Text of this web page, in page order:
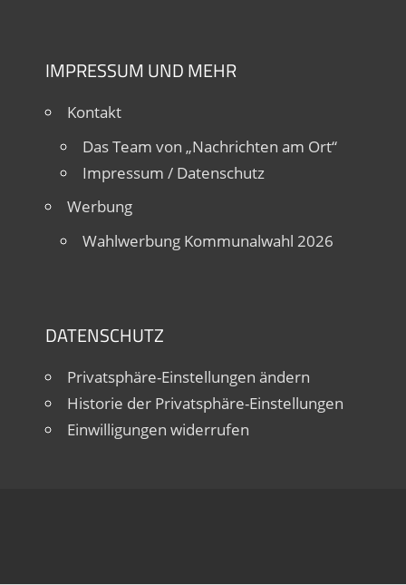
IMPRESSUM UND MEHR
Kontakt
Das Team von „Nachrichten am Ort“
Impressum / Datenschutz
Werbung
Wahlwerbung Kommunalwahl 2026
DATENSCHUTZ
Privatsphäre-Einstellungen ändern
Historie der Privatsphäre-Einstellungen
Einwilligungen widerrufen